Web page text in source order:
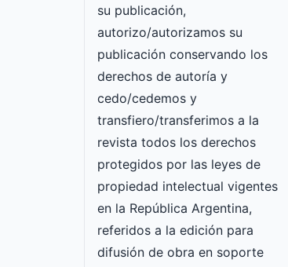
su publicación,
autorizo/autorizamos su
publicación conservando los
derechos de autoría y
cedo/cedemos y
transfiero/transferimos a la
revista todos los derechos
protegidos por las leyes de
propiedad intelectual vigentes
en la República Argentina,
referidos a la edición para
difusión de obra en soporte